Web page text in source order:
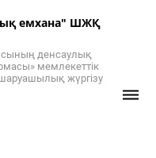
емхана" ШЖҚ
денсаулық
мемлекеттік
жүргізу